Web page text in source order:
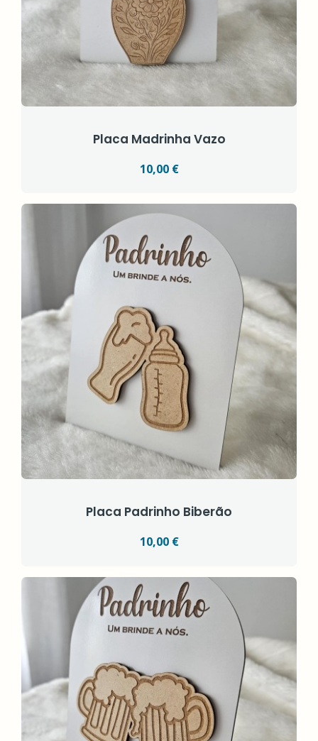
Placa Madrinha Vazo
10,00 €
Placa Padrinho Biberão
10,00 €